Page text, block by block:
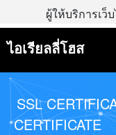
ผู้ให้บริการเ
ไอเรียลลี่โฮส
SSL
CERTIFICATE